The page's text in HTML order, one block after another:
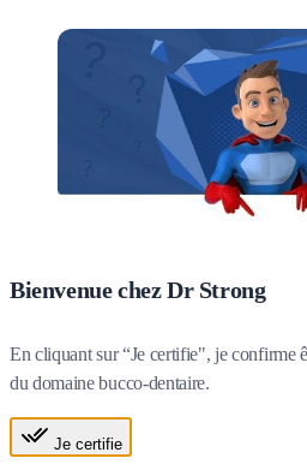
Bienvenue chez Dr Strong
En cliquant sur “Je certifie", je confirme
du domaine bucco-dentaire.
Je certifie